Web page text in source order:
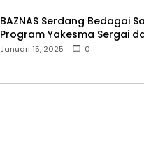
BAZNAS Serdang Bedagai
Program Yakesma Sergai
Perkenalan Pengurus Baru
Januari 15, 2025 0